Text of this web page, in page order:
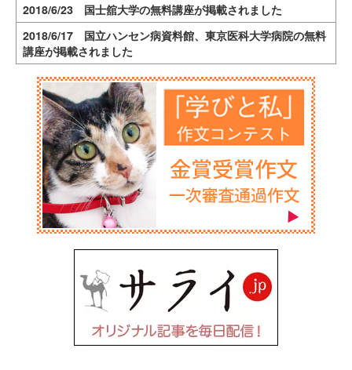
2018/6/23 国士舘大学の無料講座が掲載されました
2018/6/17 国立ハンセン病資料館、東京医科大学病院の無料
講座が掲載されました